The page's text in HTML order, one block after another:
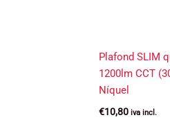
Plafond SLIM
1200lm CCT
Níquel
€10,80 iva incl.